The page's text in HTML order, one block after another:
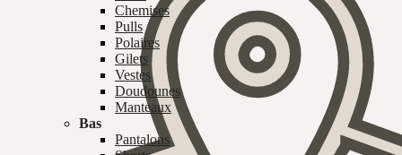
Chemises
Pulls
Polaires
Gilets
Vestes
Doudounes
Manteaux
Bas
Pantalons